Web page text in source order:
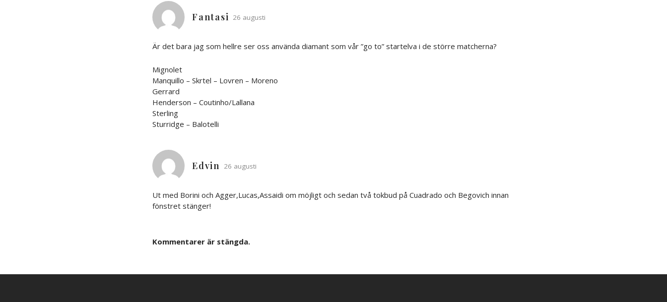
Fantasi 26 augusti
Är det bara jag som hellre ser oss använda diamant som vår ”go to” startelva i de större matcherna?
Mignolet
Manquillo – Skrtel – Lovren – Moreno
Gerrard
Henderson – Coutinho/Lallana
Sterling
Sturridge – Balotelli
Edvin 26 augusti
Ut med Borini och Agger,Lucas,Assaidi om möjligt och sedan två tokbud på Cuadrado och Begovich innan
fönstret stänger!
Kommentarer är stängda.